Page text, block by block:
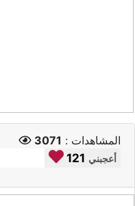
المشاهدات : 3071
121 أعجبني